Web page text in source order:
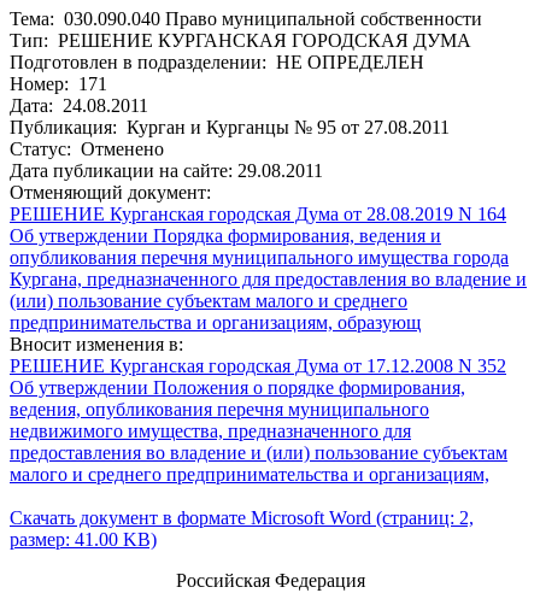
Тема: 030.090.040 Право муниципальной собственности
Тип: РЕШЕНИЕ КУРГАНСКАЯ ГОРОДСКАЯ ДУМА
Подготовлен в подразделении: НЕ ОПРЕДЕЛЕН
Номер: 171
Дата: 24.08.2011
Публикация: Курган и Курганцы № 95 от 27.08.2011
Статус: Отменено
Дата публикации на сайте: 29.08.2011
Отменяющий документ:
РЕШЕНИЕ Курганская городская Дума от 28.08.2019 N 164
Об утверждении Порядка формирования, ведения и
опубликования перечня муниципального имущества города
Кургана, предназначенного для предоставления во владение и
(или) пользование субъектам малого и среднего
предпринимательства и организациям, образующ
Вносит изменения в:
РЕШЕНИЕ Курганская городская Дума от 17.12.2008 N 352
Об утверждении Положения о порядке формирования,
ведения, опубликования перечня муниципального
недвижимого имущества, предназначенного для
предоставления во владение и (или) пользование субъектам
малого и среднего предпринимательства и организациям,
Скачать документ в формате Microsoft Word (страниц: 2,
размер: 41.00 KB)
Российская Федерация